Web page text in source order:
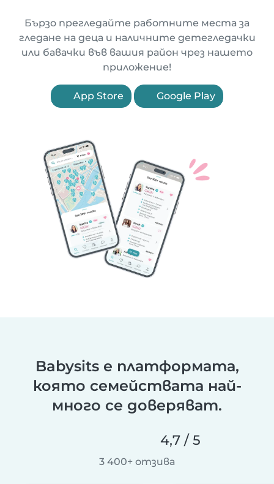
Бързо прегледайте работните места за
гледане на деца и наличните детегледачки
или бавачки във вашия район чрез нашето
приложение!
App Store Google Play
Babysits е платформата,
която семействата най-
много се доверяват.
4,7 / 5
3 400+ отзива